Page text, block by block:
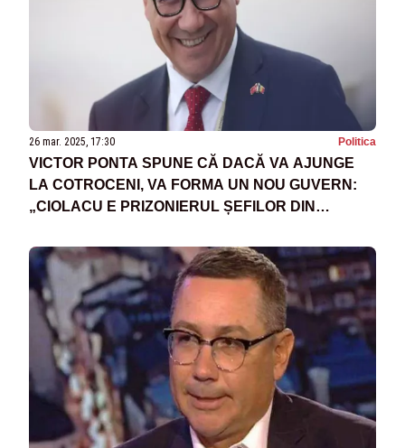
26 mar. 2025, 17:30 Politica
VICTOR PONTA SPUNE CĂ DACĂ VA AJUNGE
LA COTROCENI, VA FORMA UN NOU GUVERN:
„CIOLACU E PRIZONIERUL ȘEFILOR DIN